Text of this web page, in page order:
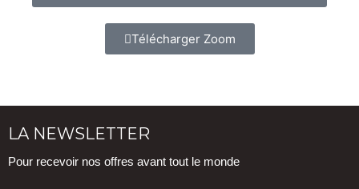
Télécharger Zoom
LA NEWSLETTER
Pour recevoir nos offres avant tout le monde